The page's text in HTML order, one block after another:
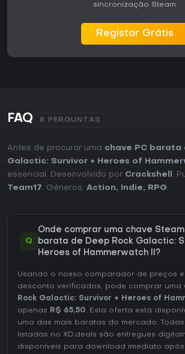
sincronização Steam
Registar Grátis
FAQ 8 PERGUNTAS
Antes de procurar uma chave PC barata
Galactic: Survivor + Heroes of
essencial. Desenvolvido por Crackshell .
Team17. Géneros: Action, Indie, RPG.
Q
Onde comprar uma chave Steam
barata de Deep Rock Galactic:
Heroes of Hammerwatch II?
Usando o nosso comparador de preços
desconto verificados, pode comprar uma
Rock Galactic: Survivor + Heroes of
apenas R$ 65,50. Esta oferta está
uma das mais baratas do mercado.
listadas no XD.deals são entregues
disponíveis para download imediato